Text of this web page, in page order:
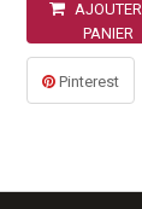
PANIER
Pinterest